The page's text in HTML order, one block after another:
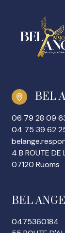
BEL
06 79 28 09
04 75 39 62
4 B ROUTE DE
07120 Ruoms
BEL
0475360184